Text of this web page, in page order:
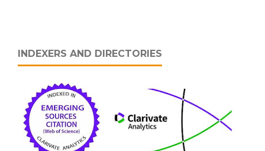
INDEXERS AND DIRECTORIES